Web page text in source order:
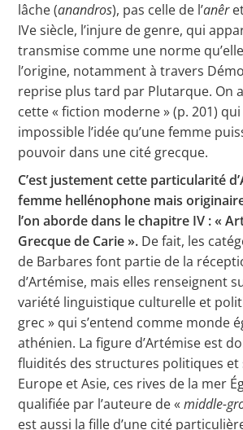
lâche (anandros), pas celle de l’anêr
IVe siècle, l’injure de genre, qui
transmise comme une norme
l’origine, notamment à travers
reprise plus tard par Plutarque. On
cette « fiction moderne » (p. 201)
impossible l’idée qu’une femme
pouvoir dans une cité grecque.
C’est justement cette particularité
femme hellénophone mais
l’on aborde dans le chapitre IV : «
Grecque de Carie ». De fait, les
de Barbares font partie de la
d’Artémise, mais elles renseignent
variété linguistique culturelle et
grec » qui s’entend comme monde
athénien. La figure d’Artémise est
fluidités des structures politiques et
Europe et Asie, ces rives de la mer
qualifiée par l’auteure de «middle-
est aussi la fille d’une cité